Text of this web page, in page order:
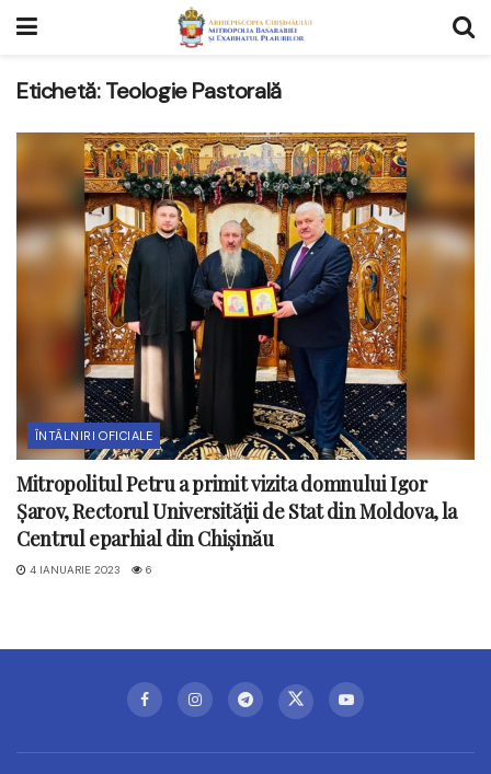
Etichetă:Teologie Pastorală
ÎNTÂLNIRI OFICIALE
Mitropolitul Petru a primit vizita domnului Igor
Șarov, Rectorul Universității de Stat din Moldova, la
Centrul eparhial din Chișinău
4 IANUARIE 2023 6